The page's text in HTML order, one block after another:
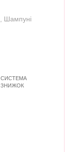
Шампуні
СИСТЕМА
ЗНИЖОК